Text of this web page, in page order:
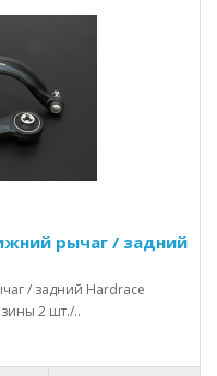
рычаг / задний
/ задний Hardrace
2 шт./..